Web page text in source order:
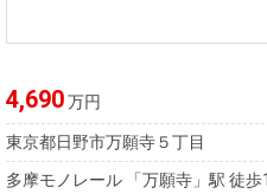
税金の本
（電子ブ
ック）
4,690万円
東京都日野市万願寺５丁目
多摩モノレール 「万願寺」駅 徒歩